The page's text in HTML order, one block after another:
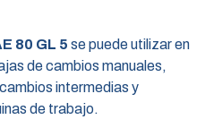
80 GL 5 se puede utilizar en
de cambios manuales,
intermedias y
de trabajo.